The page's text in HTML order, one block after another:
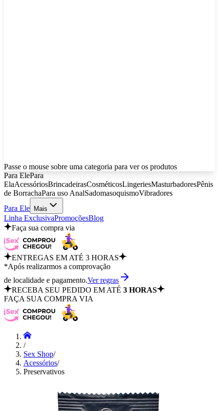
Passe o mouse sobre uma categoria para ver os produtos
Para ElePara
ElaAcessóriosBrincadeirasCosméticosLingeriesMasturbadoresPênis
de BorrachaPara uso AnalSadomasoquismoVibradores
Para Ele
Mais
Linha ExclusivaPromoçõesBlog
Faça sua compra via
ENTREGAS EM ATÉ 3 HORAS
*Após realizarmos a comprovação
de localidade e pagamento.Ver regras
RECEBA SEU PEDIDO EM ATÉ 3 HORAS
FAÇA SUA COMPRA VIA
/
Sex Shop/
Acessórios/
Preservativos